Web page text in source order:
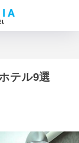
テル9選